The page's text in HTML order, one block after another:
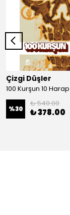
Çizgi Düşler
100 Kurşun 10 Harap
%30
₺ 540.00
₺ 378.00